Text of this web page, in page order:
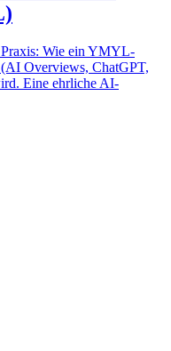
Wie ein YMYL-
Overviews, ChatGPT,
Eine ehrliche AI-